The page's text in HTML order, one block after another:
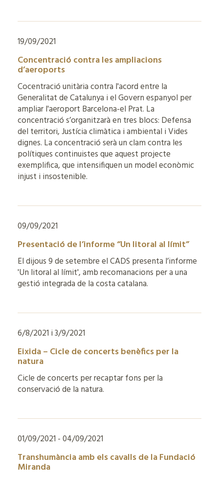
19/09/2021
Concentració contra les ampliacions
d’aeroports
Cocentració unitària contra l'acord entre la
Generalitat de Catalunya i el Govern espanyol per
ampliar l'aeroport Barcelona-el Prat. La
concentració s’organitzarà en tres blocs: Defensa
del territori, Justícia climàtica i ambiental i Vides
dignes. La concentració serà un clam contra les
polítiques continuistes que aquest projecte
exemplifica, que intensifiquen un model econòmic
injust i insostenible.
09/09/2021
Presentació de l’informe “Un litoral al límit”
El dijous 9 de setembre el CADS presenta l’informe
'Un litoral al límit', amb recomanacions per a una
gestió integrada de la costa catalana.
6/8/2021 i 3/9/2021
Eixida – Cicle de concerts benèfics per la
natura
Cicle de concerts per recaptar fons per la
conservació de la natura.
01/09/2021 - 04/09/2021
Transhumància amb els cavalls de la Fundació
Miranda